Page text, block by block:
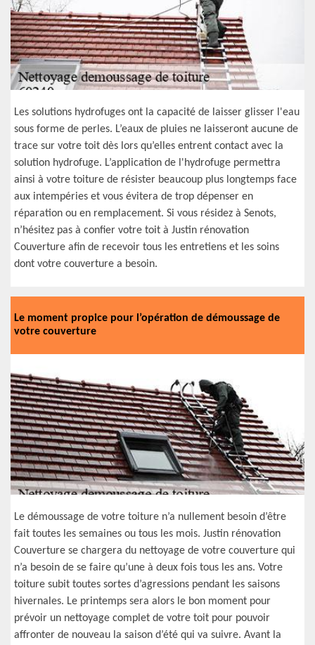
Les solutions hydrofuges ont la capacité de laisser glisser l'eau
sous forme de perles. L’eaux de pluies ne laisseront aucune de
trace sur votre toit dès lors qu’elles entrent contact avec la
solution hydrofuge. L’application de l'hydrofuge permettra
ainsi à votre toiture de résister beaucoup plus longtemps face
aux intempéries et vous évitera de trop dépenser en
réparation ou en remplacement. Si vous résidez à Senots,
n’hésitez pas à confier votre toit à Justin rénovation
Couverture afin de recevoir tous les entretiens et les soins
dont votre couverture a besoin.
Le moment propice pour l’opération de démoussage de
votre couverture
Le démoussage de votre toiture n’a nullement besoin d’être
fait toutes les semaines ou tous les mois. Justin rénovation
Couverture se chargera du nettoyage de votre couverture qui
n’a besoin de se faire qu’une à deux fois tous les ans. Votre
toiture subit toutes sortes d’agressions pendant les saisons
hivernales. Le printemps sera alors le bon moment pour
prévoir un nettoyage complet de votre toit pour pouvoir
affronter de nouveau la saison d’été qui va suivre. Avant la